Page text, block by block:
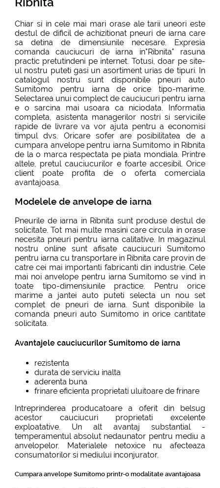
Chiar si in cele mai mari orase ale tarii uneori este
destul de dificil de achizitionat pneuri de iarna care
sa detina de dimensiunile necesare. Expresia
comanda cauciucuri de iarna in"Ribnita" rasuna
practic pretutindeni pe internet. Totusi, doar pe site-
ul nostru puteti gasi un asortiment urias de tipuri. In
catalogul nostru sunt disponibile pneuri auto
Sumitomo pentru iarna de orice tipo-marime.
Selectarea unui complect de cauciucuri pentru iarna
e o sarcina mai usoara ca niciodata. Informatia
completa, asistenta managerilor nostri si serviciile
rapide de livrare va vor ajuta pentru a economisi
timpul dvs. Oricare sofer are posibilitatea de a
cumpara anvelope pentru iarna Sumitomo in Ribnita
de la o marca respectata pe piata mondiala. Printre
altele, pretul cauciucurilor e foarte accesibil. Orice
client poate profita de o oferta comerciala
avantajoasa.
Modelele de anvelope de iarna
Pneurile de iarna in Ribnita sunt produse destul de
solicitate. Tot mai multe masini care circula in orase
necesita pneuri pentru iarna calitative. In magazinul
nostru online sunt afisate cauciucuri Sumitomo
pentru iarna cu transportare in Ribnita care provin de
catre cei mai importanti fabricanti din industrie. Cele
mai noi anvelope pentru iarna Sumitomo se vind in
toate tipo-dimensiunile practice. Pentru orice
marime a jantei auto puteti selecta un nou set
complet de pneuri de iarna. Sunt disponibile la
comanda pneuri auto Sumitomo in orice cantitate
solicitata.
Avantajele cauciucurilor Sumitomo de iarna
rezistenta
durata de serviciu inalta
aderenta buna
frinare eficienta proprietati uluitoare de frinare
Intreprinderea producatoare a oferit din belsug
acestor cauciucuri proprietati excelente
exploatative. Un alt avantaj substantial -
temperamentul absolut nedaunator pentru mediu a
anvelopelor. Materialele netoxice nu afecteaza
consumatorilor si mediului inconjurator.
Cumpara anvelope Sumitomo printr-o modalitate avantajoasa